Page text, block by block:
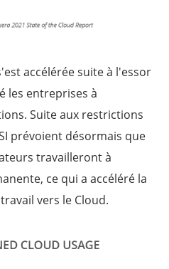
accélérée suite à l'essor
les entreprises à
Suite aux restrictions
prévoient désormais que
travailleront à
ce qui a accéléré la
vers le Cloud.